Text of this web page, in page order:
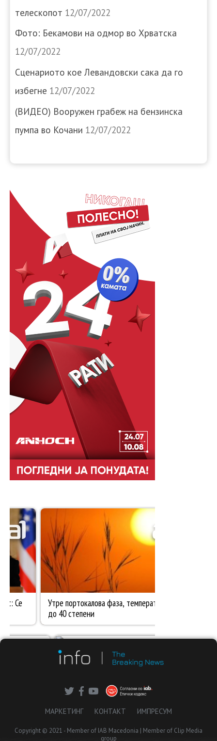
телескопот 12/07/2022
Фото: Бекамови на одмор во Хрватска
12/07/2022
Сценариото кое Левандовски сака да го
избегне 12/07/2022
(ВИДЕО) Вооружен грабеж на бензинска
пумпа во Кочани 12/07/2022
МАРКЕТИНГ КОНТАКТ ИМПРЕСУМ
Copyright © 2021 - Member of IAB Macedonia | Member of Clip Media
group